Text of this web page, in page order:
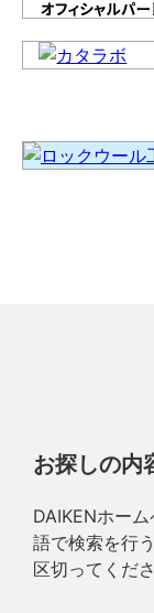
お探しの内
DAIKENホー
語で検索を行
区切ってくださ